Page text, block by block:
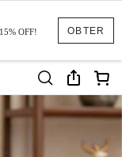
OBTER
OFF!